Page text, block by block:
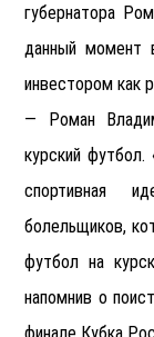
губернатора
данный момент
инвестором как
— Роман
курский
спортивная
болельщиков,
футбол на
напомнив о